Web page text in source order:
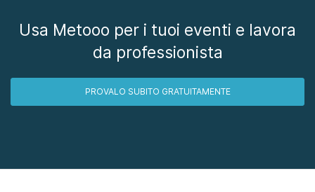
Usa Metooo per i tuoi eventi e lavora
da professionista
PROVALO SUBITO GRATUITAMENTE